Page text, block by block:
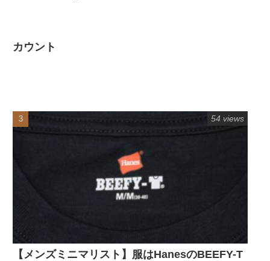
カウント
【メンズミニマリスト】服はHanesのBEEFY-T
54 views